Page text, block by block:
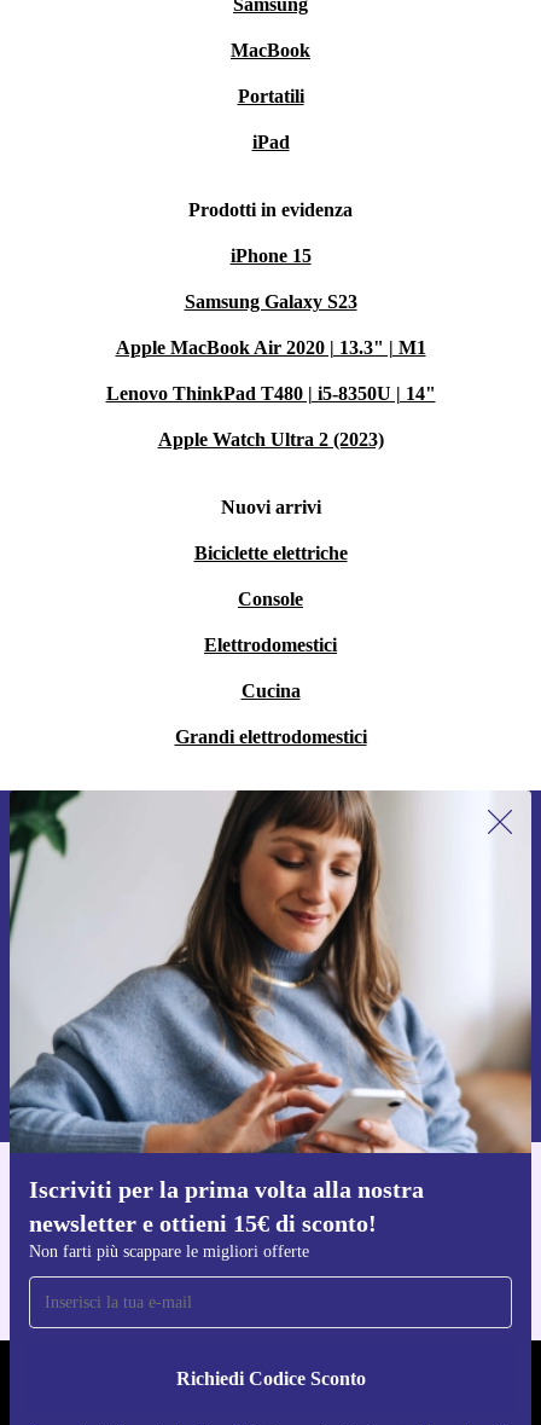
Samsung
MacBook
Portatili
iPad
Prodotti in evidenza
iPhone 15
Samsung Galaxy S23
Apple MacBook Air 2020 | 13.3" | M1
Lenovo ThinkPad T480 | i5-8350U | 14"
Apple Watch Ultra 2 (2023)
Nuovi arrivi
Biciclette elettriche
Console
Elettrodomestici
Cucina
Grandi elettrodomestici
Iscriviti per la prima volta alla nostra
newsletter e ottieni 15€ di sconto!
Non farti più scappare le migliori offerte
Richiedi Codice Sconto
Iscriviti per la prima volta alla nostra
newsletter e ottieni 15€ di sconto!
Non farti più scappare le migliori offerte.
Richiedi codice sconto
Per maggiori informazioni sull’uso dei dati personali, visita la nostra
Normativa sulla privacy
Scarica l'app di refurbed
Per iOS e Android
REFURBED ITALIA - RETHINK NEW.